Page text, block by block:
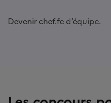
Devenir chef.fe d’équipe.